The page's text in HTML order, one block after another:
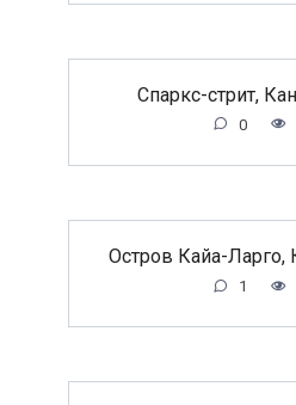
Спаркс-стрит,
0
Остров Кайа-Ларго,
1